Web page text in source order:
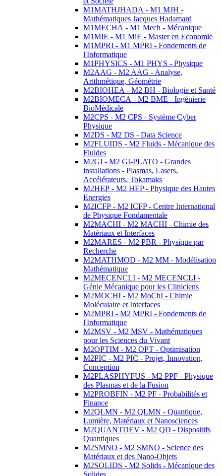
M1MATHJHADA - M1 MJH -
Mathématiques Jacques Hadamard
M1MECHA - M1 Mech - Mécanique
M1MIE - M1 MiE - Master en Economie
M1MPRI - M1 MPRI - Fondements de
l'Informatique
M1PHYSICS - M1 PHYS - Physique
M2AAG - M2 AAG - Analyse,
Arithmétique, Géométrie
M2BIOHEA - M2 BH - Biologie et Santé
M2BIOMECA - M2 BME - Ingénierie
BioMédicale
M2CPS - M2 CPS - Système Cyber
Physique
M2DS - M2 DS - Data Science
M2FLUIDS - M2 Fluids - Mécanique des
Fluides
M2GI - M2 GI-PLATO - Grandes
installations - Plasmas, Lasers,
Accélérateurs, Tokamaks
M2HEP - M2 HEP - Physique des Hautes
Energies
M2ICFP - M2 ICFP - Centre International
de Physique Fondamentale
M2MACHI - M2 MACHI - Chimie des
Matériaux et Interfaces
M2MARES - M2 PBR - Physique par
Recherche
M2MATHMOD - M2 MM - Modélisation
Mathématique
M2MECENCLI - M2 MECENCLI -
Génie Mécanique pour les Cliniciens
M2MOCHI - M2 MoChI - Chimie
Moléculaire et Interfaces
M2MPRI - M2 MPRI - Fondements de
l'Informatique
M2MSV - M2 MSV - Mathématiques
pour les Sciences du Vivant
M2OPTIM - M2 OPT - Optimisation
M2PIC - M2 PIC - Projet, Innovation,
Conception
M2PLASPHYFUS - M2 PPF - Physique
des Plasmas et de la Fusion
M2PROBFIN - M2 PF - Probabilités et
Finance
M2QLMN - M2 QLMN - Quantique,
Lumière, Matériaux et Nanosciences
M2QUANTDEV - M2 QD - Dispositifs
Quantiques
M2SMNO - M2 SMNO - Science des
Matériaux et des Nano-Objets
M2SOLIDS - M2 Solids - Mécanique des
Solides